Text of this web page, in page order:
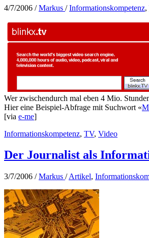
4/7/2006 /Markus /Informationskompetenz,
Wer zwischendurch mal eben 4 Mio.
Hier eine Beispiel-Abfrage mit Suchwort «
[via e-me]
Informationskompetenz, TV, Video
Der Journalist als
3/7/2006 /Markus /Artikel,